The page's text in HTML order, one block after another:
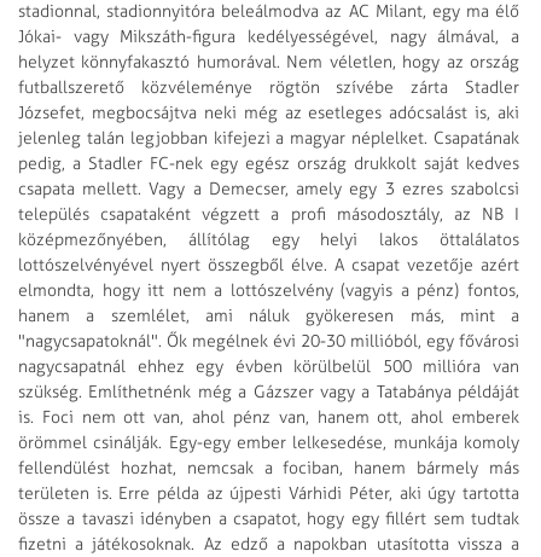
stadionnal, stadionnyitóra beleálmodva az AC Milant, egy ma élő
Jókai- vagy Mikszáth-figura kedélyességével, nagy álmával, a
helyzet könnyfakasztó humorával. Nem véletlen, hogy az ország
futballszerető közvéleménye rögtön szívébe zárta Stadler
Józsefet, megbocsájtva neki még az esetleges adócsalást is, aki
jelenleg talán legjobban kifejezi a magyar néplelket. Csapatának
pedig, a Stadler FC-nek egy egész ország drukkolt saját kedves
csapata mellett. Vagy a Demecser, amely egy 3 ezres szabolcsi
település csapataként végzett a profi másodosztály, az NB I
középmezőnyében, állítólag egy helyi lakos öttalálatos
lottószelvényével nyert összegből élve. A csapat vezetője azért
elmondta, hogy itt nem a lottószelvény (vagyis a pénz) fontos,
hanem a szemlélet, ami náluk gyökeresen más, mint a
"nagycsapatoknál". Ők megélnek évi 20-30 millióból, egy fővárosi
nagycsapatnál ehhez egy évben körülbelül 500 millióra van
szükség. Említhetnénk még a Gázszer vagy a Tatabánya példáját
is. Foci nem ott van, ahol pénz van, hanem ott, ahol emberek
örömmel csinálják. Egy-egy ember lelkesedése, munkája komoly
fellendülést hozhat, nemcsak a fociban, hanem bármely más
területen is. Erre példa az újpesti Várhidi Péter, aki úgy tartotta
össze a tavaszi idényben a csapatot, hogy egy fillért sem tudtak
fizetni a játékosoknak. Az edző a napokban utasította vissza a